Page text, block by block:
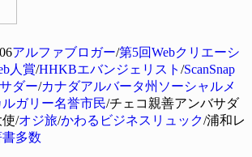
アルファブロガー/第5回Webクリエーシ
人賞/HHKBエバンジェリスト /ScanSnap
ダー/カナダアルバータ州ソーシャルメ
ルガリー名誉市民/チェコ親善アンバサダ
/オジ旅/かわるビジネスリュック/浦和レ
多数